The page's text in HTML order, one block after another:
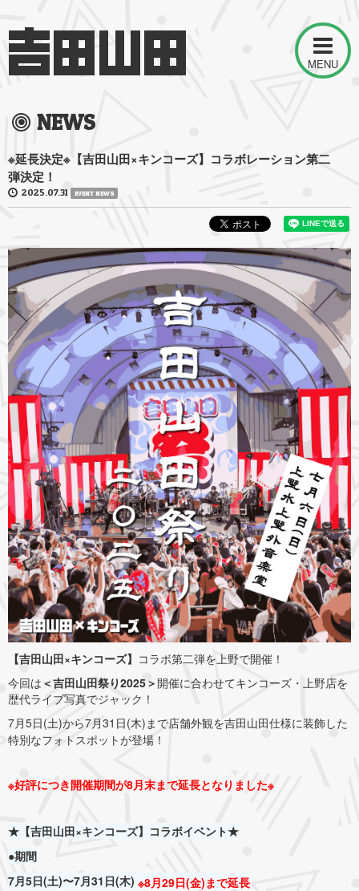
MENU
NEWS
※延長決定※【吉田山田×キンコーズ】コラボレーション第二
弾決定！
2025.07.31 EVENT NEWS
【吉田山田×キンコーズ】 コラボ第二弾を上野で開催！
今回は ＜吉田山田祭り2025＞ 開催に合わせてキンコーズ・上野店を
歴代ライブ写真でジャック！
7月5日(土)から7月31日(木)まで店舗外観を吉田山田仕様に装飾した
特別なフォトスポットが登場！
※好評につき開催期間が8月末まで延長となりました※
★【吉田山田×キンコーズ】コラボイベント★
●期間
7月5日(土)〜7月31日(木) ※8月29日(金)まで延長